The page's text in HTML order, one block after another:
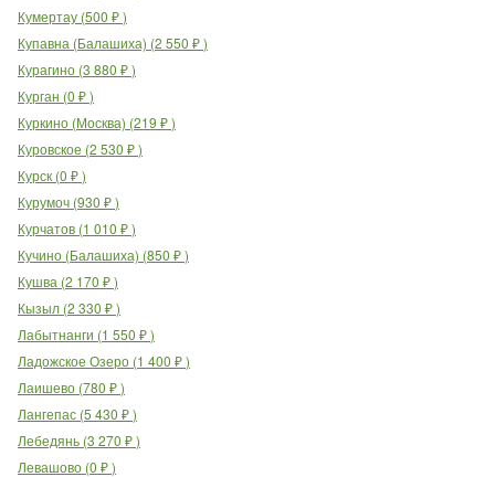
Кумертау (500 ₽)
Купавна (Балашиха) (2 550 ₽)
Курагино (3 880 ₽)
Курган (0 ₽)
Куркино (Москва) (219 ₽)
Куровское (2 530 ₽)
Курск (0 ₽)
Курумоч (930 ₽)
Курчатов (1 010 ₽)
Кучино (Балашиха) (850 ₽)
Кушва (2 170 ₽)
Кызыл (2 330 ₽)
Лабытнанги (1 550 ₽)
Ладожское Озеро (1 400 ₽)
Лаишево (780 ₽)
Лангепас (5 430 ₽)
Лебедянь (3 270 ₽)
Левашово (0 ₽)